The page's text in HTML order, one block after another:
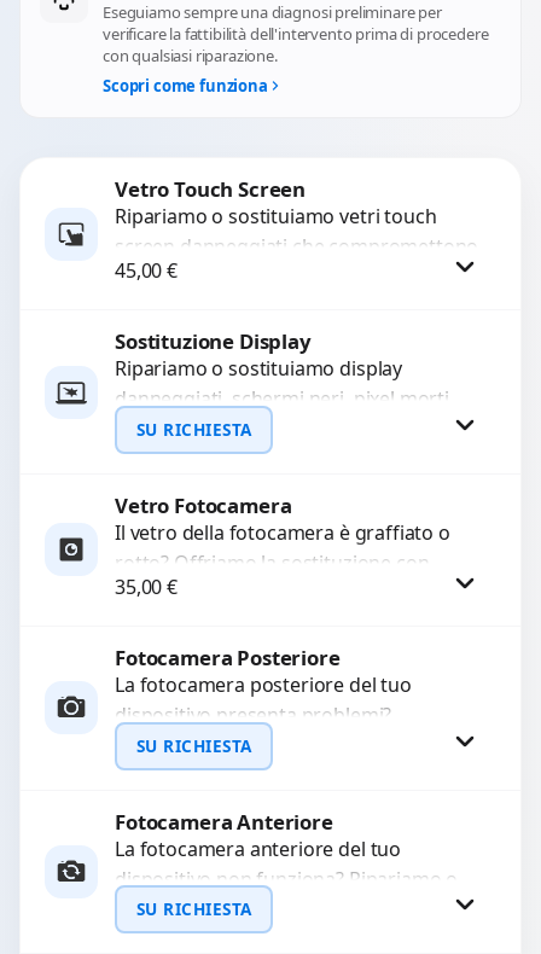
Eseguiamo sempre una diagnosi preliminare per
verificare la fattibilità dell'intervento prima di procedere
con qualsiasi riparazione.
Scopri come funziona
Vetro Touch Screen
Ripariamo o sostituiamo vetri touch
screen danneggiati che compromettono
l’uso del dispositivo. Utilizziamo ricambi
45,00€
Procedi
Sostituzione Display
Ripariamo o sostituiamo display
danneggiati, schermi neri, pixel morti,
righe sullo schermo, vetro incrinato,
LCD rotto, aloni o colori sbiaditi,...
SU RICHIESTA
Richiedi Preventivo
Vetro Fotocamera
Il vetro della fotocamera è graffiato o
rotto? Offriamo la sostituzione con
ricambi di alta qualità garantiti per 3
35,00€
Procedi
Fotocamera Posteriore
La fotocamera posteriore del tuo
dispositivo presenta problemi?
Interveniamo per risolvere guasti come
immagini sfocate, messa a fuoco non
SU RICHIESTA
Richiedi Preventivo
WhatsApp
Fotocamera Anteriore
La fotocamera anteriore del tuo
dispositivo non funziona? Ripariamo o
sostituiamo fotocamere guaste con
problemi come immagini sfocate, messa
SU RICHIESTA